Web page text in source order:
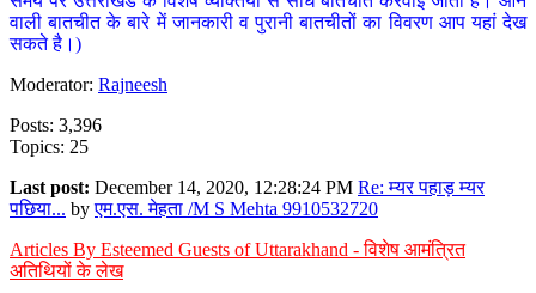
वाली बातचीत के बारे में जानकारी व पुरानी बातचीतों का विवरण आप यहां देख
सकते है।)
Moderator: Rajneesh
Posts: 3,396
Topics: 25
Last post: December 14, 2020, 12:28:24 PM Re: म्यर पहाड़ म्यर
पछिया... byएम.एस. मेहता /M S Mehta 9910532720
Articles By Esteemed Guests of Uttarakhand - विशेष आमंत्रित
अतिथियों के लेख